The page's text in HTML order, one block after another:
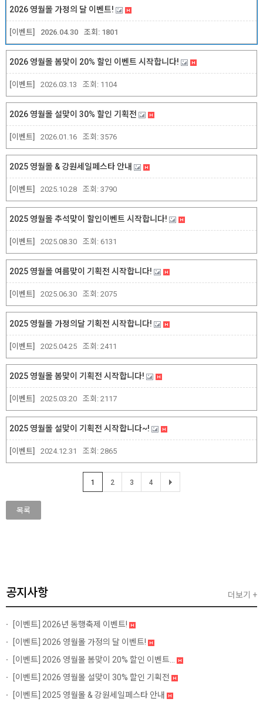
[이벤트]
2026 영월몰 가정의 달 이벤트!
2026.04.30 조회: 1801
[이벤트]
2026 영월몰 봄맞이 20% 할인 이벤트 시작합니다!
2026.03.13 조회: 1104
[이벤트]
2026 영월몰 설맞이 30% 할인 기획전
2026.01.16 조회: 3576
[이벤트]
2025 영월몰 & 강원세일페스타 안내
2025.10.28 조회: 3790
[이벤트]
2025 영월몰 추석맞이 할인이벤트 시작합니다!
2025.08.30 조회: 6131
[이벤트]
2025 영월몰 여름맞이 기획전 시작합니다!
2025.06.30 조회: 2075
[이벤트]
2025 영월몰 가정의달 기획전 시작합니다!
2025.04.25 조회: 2411
[이벤트]
2025 영월몰 봄맞이 기획전 시작합니다!
2025.03.20 조회: 2117
[이벤트]
2025 영월몰 설맞이 기획전 시작합니다~!
2024.12.31 조회: 2865
1 2 3 4
목록
공지사항
[이벤트] 2026년 동행축제 이벤트!
[이벤트] 2026 영월몰 가정의 달 이벤트!
[이벤트] 2026 영월몰 봄맞이 20% 할인 이벤트...
[이벤트] 2026 영월몰 설맞이 30% 할인 기획전
[이벤트] 2025 영월몰 & 강원세일페스타 안내
더보기 +